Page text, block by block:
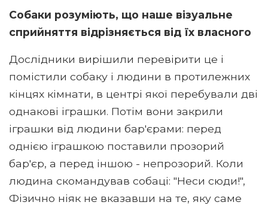
Собаки розуміють, що наше візуальне
сприйняття відрізняється від їх власного
Дослідники вирішили перевірити це і
помістили собаку і людини в протилежних
кінцях кімнати, в центрі якої перебували дві
однакові іграшки. Потім вони закрили
іграшки від людини бар'єрами: перед
однією іграшкою поставили прозорий
бар'єр, а перед іншою - непрозорий. Коли
людина скомандував собаці: "Неси сюди!",
Фізично ніяк не вказавши на те, яку саме